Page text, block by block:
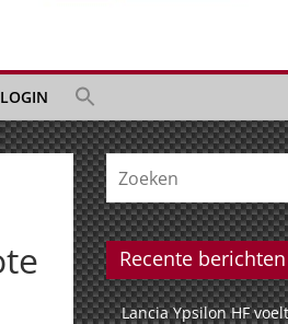
LOGIN
Recente berichten
Lancia Ypsilon HF